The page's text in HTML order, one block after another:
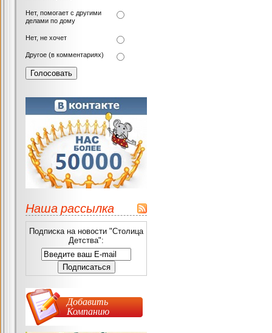
Нет, помогает с другими
делами по дому
Нет, не хочет
Другое (в комментариях)
Наша рассылка
Подписка на новости "Столица
Детства":
Добавить
Компанию